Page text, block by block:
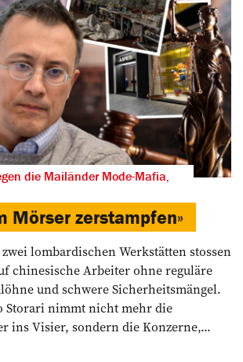
die Mailänder Mode-Mafia,
Mörser zerstampfen»
lombardischen Werkstätten stossen
chinesische Arbeiter ohne reguläre
und schwere Sicherheitsmängel.
Storari nimmt nicht mehr die
ins Visier, sondern die Konzerne,...